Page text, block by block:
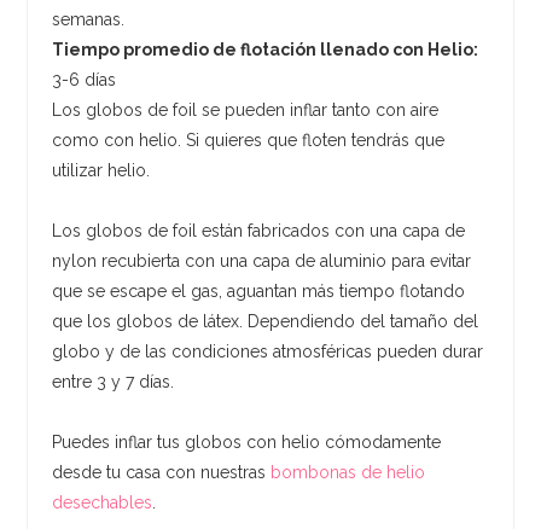
semanas.
Tiempo promedio de flotación llenado con Helio:
3-6 días
Los globos de foil se pueden inflar tanto con aire
como con helio. Si quieres que floten tendrás que
utilizar helio.
Los globos de foil están fabricados con una capa de
nylon recubierta con una capa de aluminio para evitar
que se escape el gas, aguantan más tiempo flotando
que los globos de látex. Dependiendo del tamaño del
globo y de las condiciones atmosféricas pueden durar
entre 3 y 7 días.
Puedes inflar tus globos con helio cómodamente
desde tu casa con nuestras bombonas de helio
desechables